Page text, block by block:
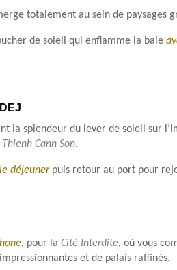
totalement au sein de paysages
de soleil qui enflamme la baie
la splendeur du lever de soleil sur
Canh Son.
le déjeuner puis retour au port pour
pour la Cité Interdite, où vous
et de palais raffinés.